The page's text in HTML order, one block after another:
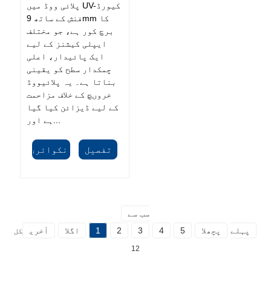
پلائی ووڈ میں UV-کیورڈ
فنش کے ساتھ 9mm کا
برچ کور ہے، جو مختلف
ایپلی کیشنز کے لیے
ایک پائیدار، اعلی
چمکدار سطح کو یقینی
بناتا ہے۔ یہ پلائیووڈ
خروںچ کے خلاف مزاحمت
کے لیے ڈیزائن کیا گیا
ہے اور...
انکوائری تفصیل
سب سے
پہلے
پچھلا 1 2 3 4 5 اگلا آخری کل
12